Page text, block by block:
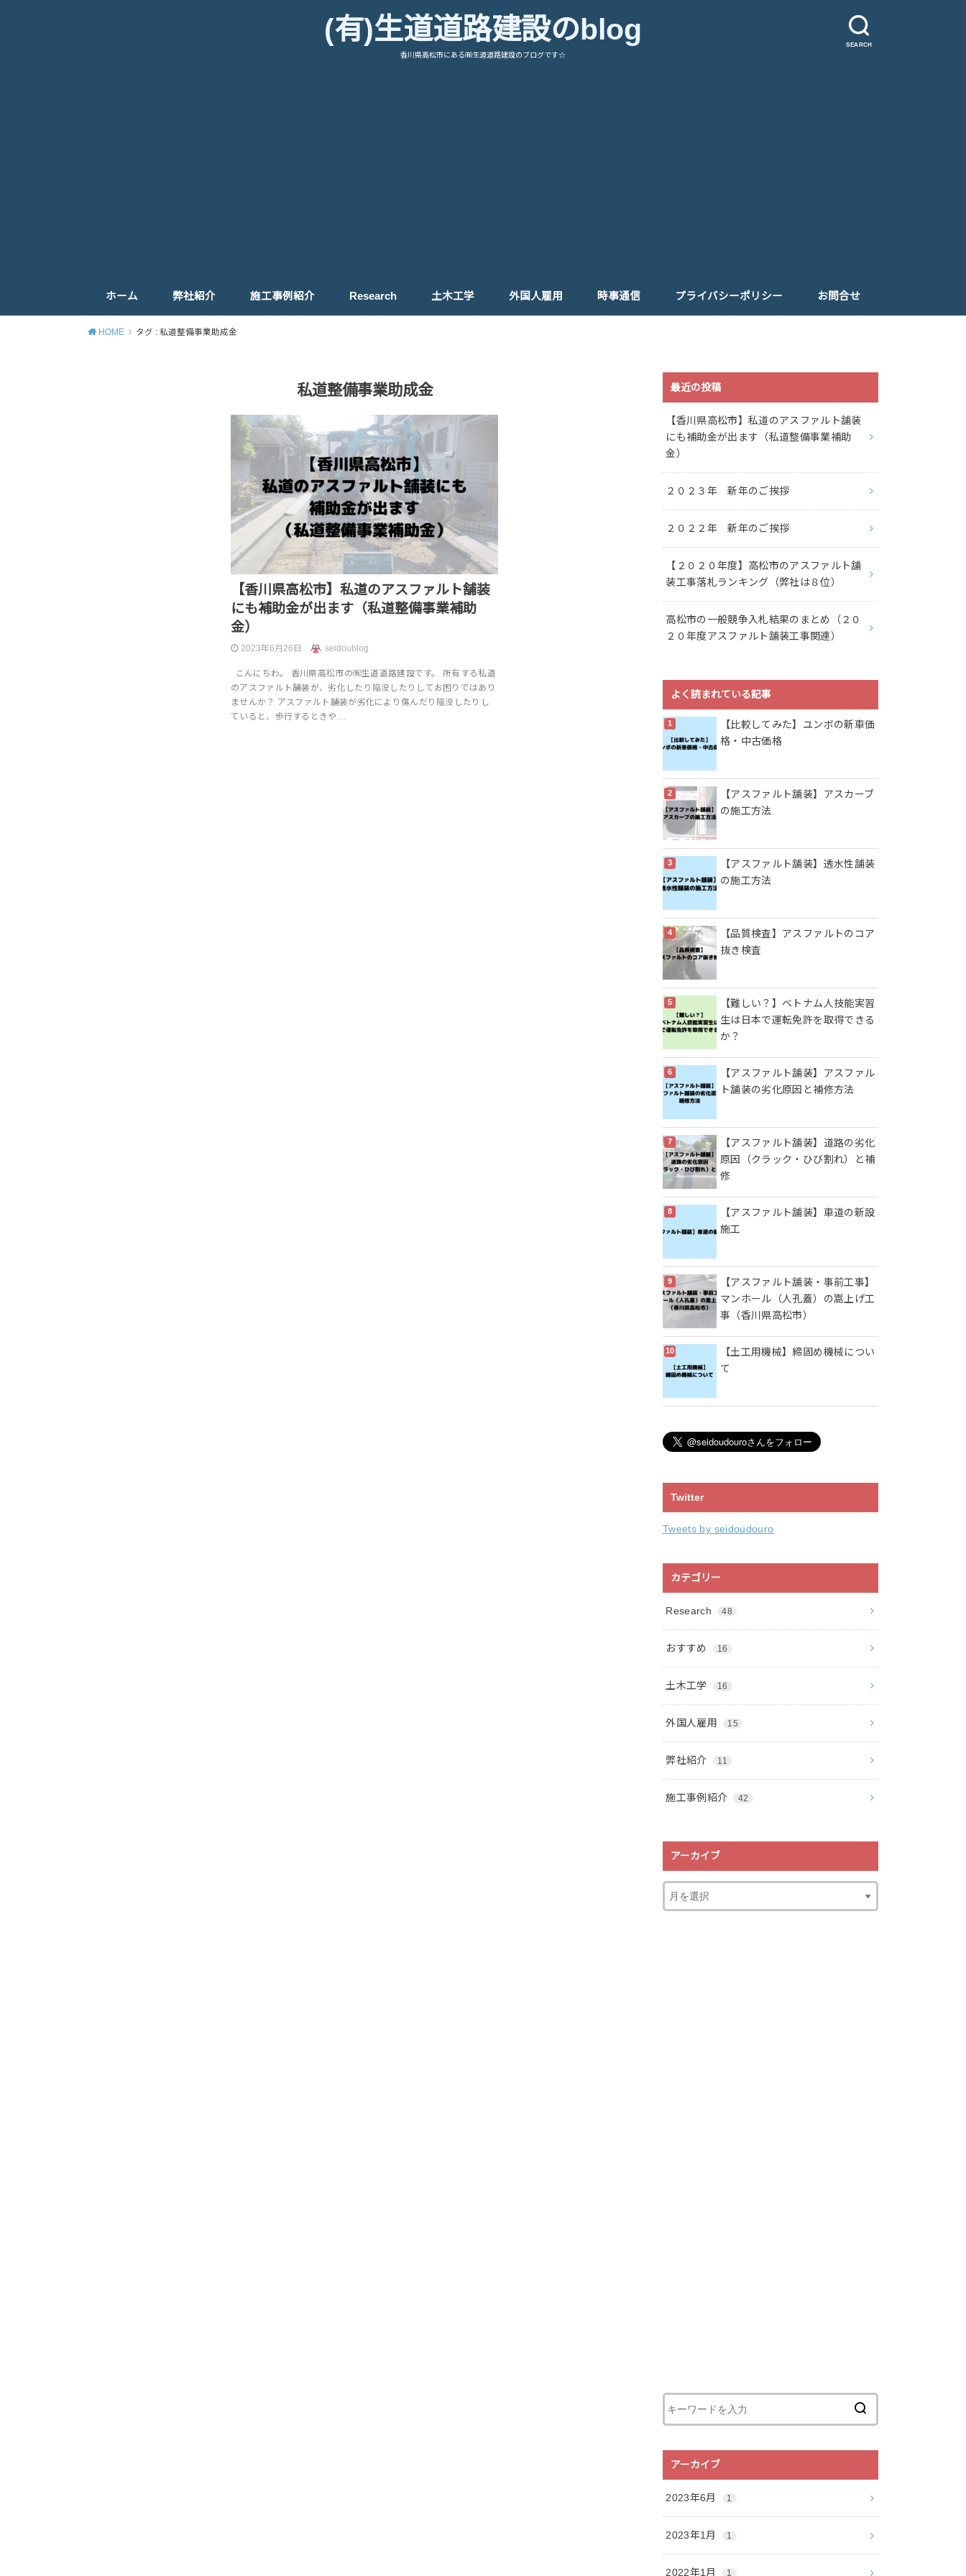
SEARCH
(有)生道道路建設のblog
香川県高松市にある㈲生道道路建設のブログです☆
ホーム 弊社紹介 施工事例紹介 Research 土木工学 外国人雇用 時事通信 プライバシーポリシー お問合せ
HOME タグ : 私道整備事業助成金
私道整備事業助成金
【香川県高松市】私道のアスファルト舗装
にも補助金が出ます（私道整備事業補助
金）
2023年6月26日 seidoublog
こんにちわ。 香川県高松市の㈲生道道路建設です。 所有する私道
のアスファルト舗装が、劣化したり陥没したりしてお困りではあり
ませんか？ アスファルト舗装が劣化により傷んだり陥没したりし
ていると、歩行するときや…
最近の投稿
【香川県高松市】私道のアスファルト舗装
にも補助金が出ます（私道整備事業補助
金）
２０２３年 新年のご挨拶
２０２２年 新年のご挨拶
【２０２０年度】高松市のアスファルト舗
装工事落札ランキング（弊社は８位）
高松市の一般競争入札結果のまとめ（２０
２０年度アスファルト舗装工事関連）
よく読まれている記事
【比較してみた】ユンボの新車価
格・中古価格
【アスファルト舗装】アスカーブ
の施工方法
【アスファルト舗装】透水性舗装
の施工方法
【品質検査】アスファルトのコア
抜き検査
【難しい？】ベトナム人技能実習
生は日本で運転免許を取得できる
か？
【アスファルト舗装】アスファル
ト舗装の劣化原因と補修方法
【アスファルト舗装】道路の劣化
原因（クラック・ひび割れ）と補
修
【アスファルト舗装】車道の新設
施工
【アスファルト舗装・事前工事】
マンホール（人孔蓋）の嵩上げ工
事（香川県高松市）
【土工用機械】締固め機械につい
て
Twitter
Tweets by seidoudouro
カテゴリー
Research 48
おすすめ 16
土木工学 16
外国人雇用 15
弊社紹介 11
施工事例紹介 42
アーカイブ
アーカイブ
2023年6月 1
2023年1月 1
2022年1月 1